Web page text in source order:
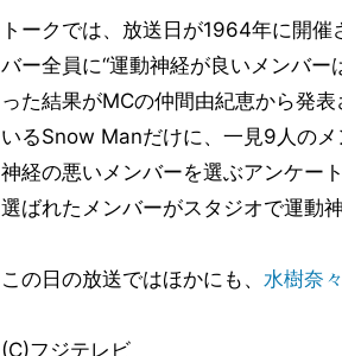
トークでは、放送日が1964年に開
バー全員に“運動神経が良いメンバー
った結果がMCの仲間由紀恵から発
いるSnow Manだけに、一見9人の
神経の悪いメンバーを選ぶアンケー
選ばれたメンバーがスタジオで運動
この日の放送ではほかにも、 水樹奈々
(C)フジテレビ